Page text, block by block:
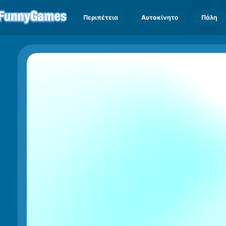
Περιπέτεια Αυτοκίνητο Πάλη